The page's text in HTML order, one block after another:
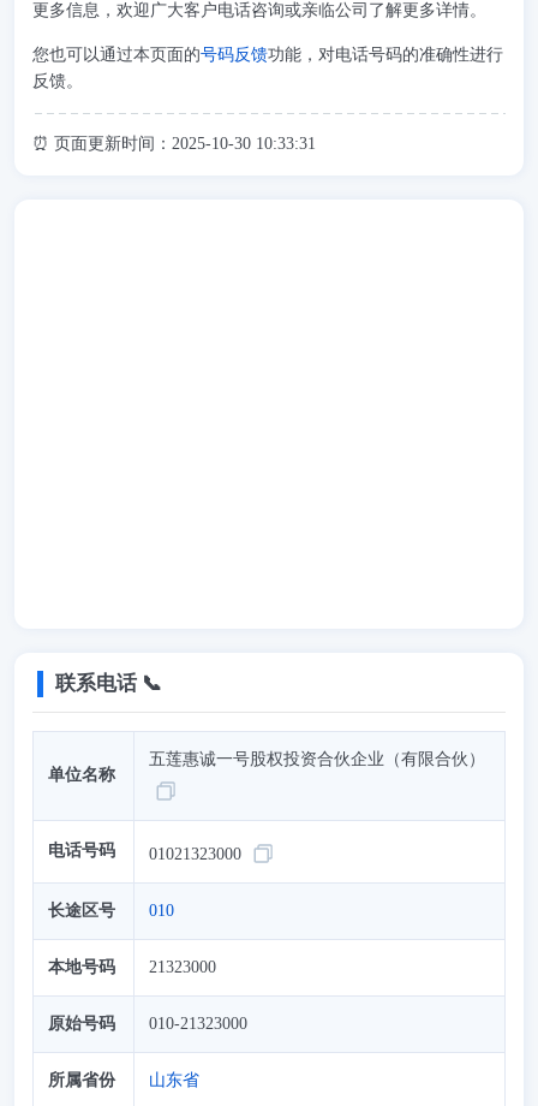
更多信息，欢迎广大客户电话咨询或亲临公司了解更多详情。
您也可以通过本页面的号码反馈功能，对电话号码的准确性进行
反馈。
⏰ 页面更新时间：2025-10-30 10:33:31
联系电话 📞
单位名称
五莲惠诚一号股权投资合伙企业（有限合伙）
电话号码 01021323000
长途区号 010
本地号码 21323000
原始号码 010-21323000
所属省份 山东省